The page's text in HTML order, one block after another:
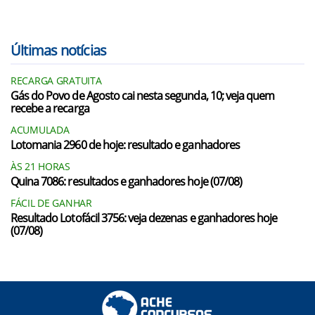
Últimas notícias
RECARGA GRATUITA
Gás do Povo de Agosto cai nesta segunda, 10; veja quem
recebe a recarga
ACUMULADA
Lotomania 2960 de hoje: resultado e ganhadores
ÀS 21 HORAS
Quina 7086: resultados e ganhadores hoje (07/08)
FÁCIL DE GANHAR
Resultado Lotofácil 3756: veja dezenas e ganhadores hoje
(07/08)